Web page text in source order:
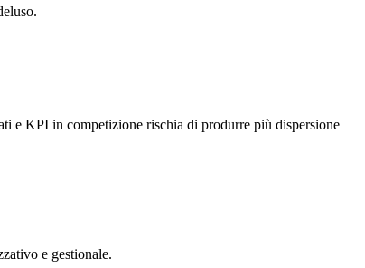
e KPI in competizione rischia di produrre più dispersione
e gestionale.